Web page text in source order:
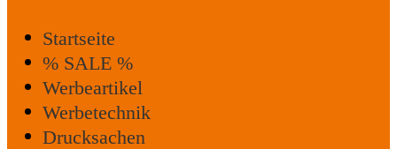
Startseite
% SALE %
Werbeartikel
Werbetechnik
Drucksachen